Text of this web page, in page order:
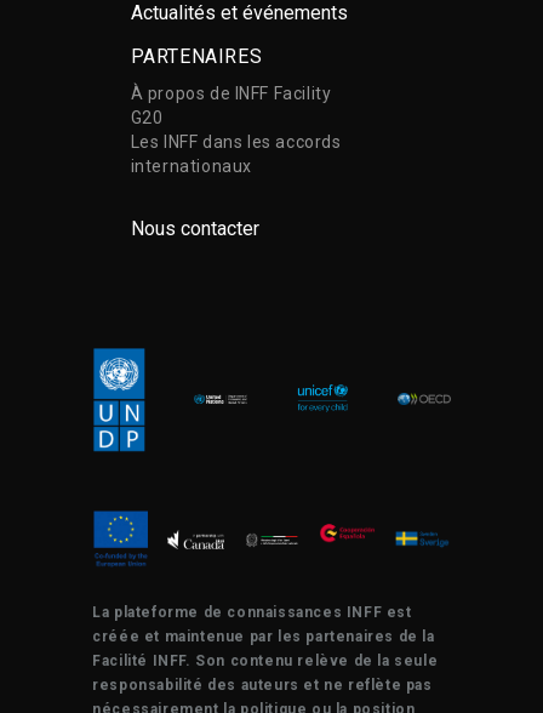
Actualités et événements
PARTENAIRES
À propos de INFF Facility
G20
Les INFF dans les accords
internationaux
Nous contacter
La plateforme de connaissances INFF est
créée et maintenue par les partenaires de la
Facilité INFF. Son contenu relève de la seule
responsabilité des auteurs et ne reflète pas
nécessairement la politique ou la position